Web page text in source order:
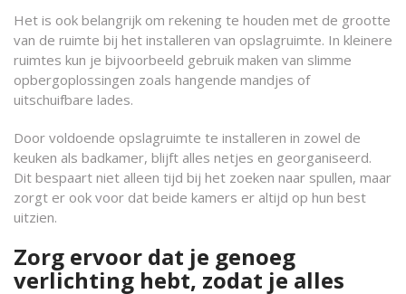
Het is ook belangrijk om rekening te houden met de grootte
van de ruimte bij het installeren van opslagruimte. In kleinere
ruimtes kun je bijvoorbeeld gebruik maken van slimme
opbergoplossingen zoals hangende mandjes of
uitschuifbare lades.
Door voldoende opslagruimte te installeren in zowel de
keuken als badkamer, blijft alles netjes en georganiseerd.
Dit bespaart niet alleen tijd bij het zoeken naar spullen, maar
zorgt er ook voor dat beide kamers er altijd op hun best
uitzien.
Zorg ervoor dat je genoeg
verlichting hebt, zodat je alles